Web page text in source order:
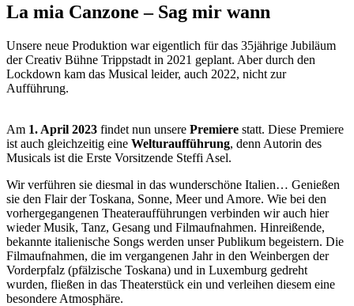
La mia Canzone – Sag mir wann
Unsere neue Produktion war eigentlich für das 35jährige Jubiläum
der Creativ Bühne Trippstadt in 2021 geplant. Aber durch den
Lockdown kam das Musical leider, auch 2022, nicht zur
Aufführung.
Am 1. April 2023 findet nun unsere Premiere statt. Diese Premiere
ist auch gleichzeitig eine Welturaufführung, denn Autorin des
Musicals ist die Erste Vorsitzende Steffi Asel.
Wir verführen sie diesmal in das wunderschöne Italien… Genießen
sie den Flair der Toskana, Sonne, Meer und Amore. Wie bei den
vorhergegangenen Theateraufführungen verbinden wir auch hier
wieder Musik, Tanz, Gesang und Filmaufnahmen. Hinreißende,
bekannte italienische Songs werden unser Publikum begeistern. Die
Filmaufnahmen, die im vergangenen Jahr in den Weinbergen der
Vorderpfalz (pfälzische Toskana) und in Luxemburg gedreht
wurden, fließen in das Theaterstück ein und verleihen diesem eine
besondere Atmosphäre.